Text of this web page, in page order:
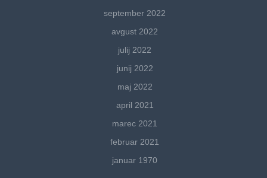
september 2022
avgust 2022
julij 2022
junij 2022
maj 2022
april 2021
marec 2021
februar 2021
januar 1970